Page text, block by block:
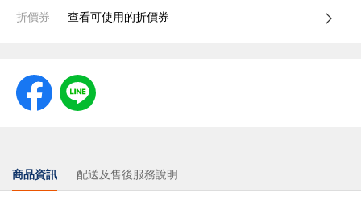
折價券 查看可使用的折價券
商品資訊 配送及售後服務說明